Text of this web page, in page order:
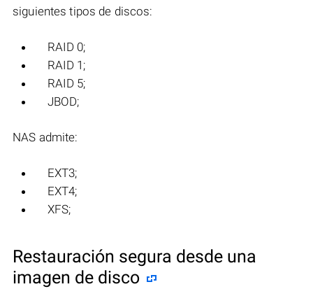
siguientes tipos de discos:
RAID 0;
RAID 1;
RAID 5;
JBOD;
NAS admite:
EXT3;
EXT4;
XFS;
Restauración segura desde una
imagen de disco